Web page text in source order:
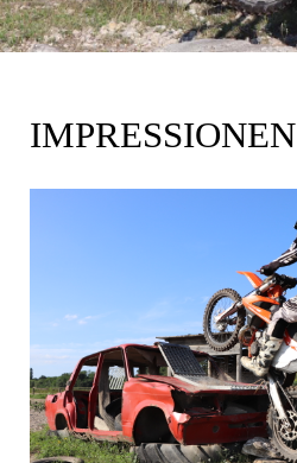
IMPRESSIONEN